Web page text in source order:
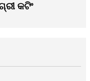
କଟିଂ